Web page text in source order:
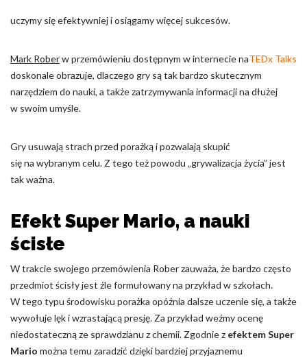
uczymy się efektywniej i osiągamy więcej sukcesów.
Mark Roberw przemówieniu dostępnym w internecie naTEDx Talks
doskonale obrazuje, dlaczego gry są tak bardzo skutecznym
narzędziem do nauki, a także zatrzymywania informacji na dłużej
w swoim umyśle.
Gry usuwają strach przed porażką i pozwalają skupić
się na wybranym celu. Z tego też powodu „grywalizacja życia” jest
tak ważna.
Efekt Super Mario, a nauki
ścisłe
W trakcie swojego przemówienia Rober zauważa, że bardzo często
przedmiot ścisły jest źle formułowany na przykład w szkołach.
W tego typu środowisku porażka opóźnia dalsze uczenie się, a także
wywołuje lęk i wzrastającą presję. Za przykład weźmy ocenę
niedostateczną ze sprawdzianu z chemii. Zgodnie z efektem Super
Mario można temu zaradzić dzięki bardziej przyjaznemu